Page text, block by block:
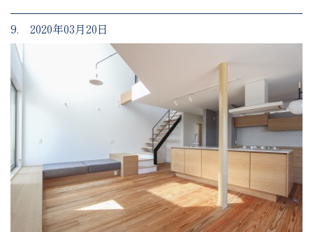
9. 2020年03月20日